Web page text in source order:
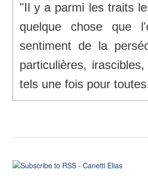
"Il y a parmi les traits
quelque chose que
sentiment de la
particulières,
tels une fois pour